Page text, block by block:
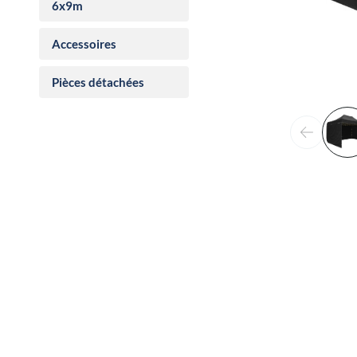
6x9m
Accessoires
Pièces détachées